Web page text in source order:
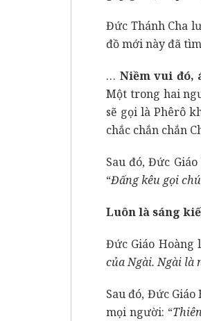
Đức Thánh Cha
đồ mới này đã
… Niềm vui đó,
Một trong hai
sẽ gọi là Phêrô
chắc chắn chắn
Sau đó, Đức
“Đấng kêu gọi
Luôn là sáng
Đức Giáo Hoàng
của Ngài. Ngài là
Sau đó, Đức
mọi người: “